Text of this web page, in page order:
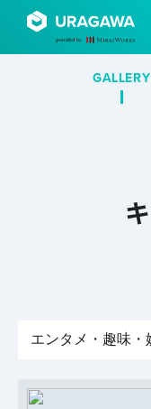
GALLERY